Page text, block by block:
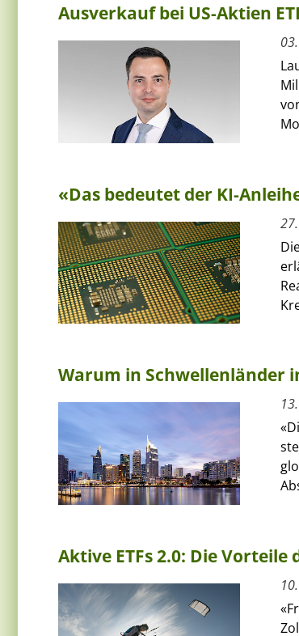
Ausverkauf bei US-Aktien
«Das bedeutet der KI-
Warum in Schwellenländer
Aktive ETFs 2.0: Die Vorteile